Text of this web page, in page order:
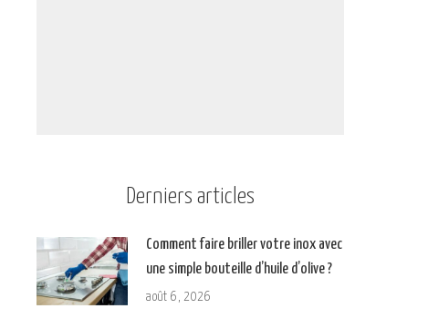
Derniers articles
Comment faire briller votre inox avec
une simple bouteille d’huile d’olive ?
août 6, 2026